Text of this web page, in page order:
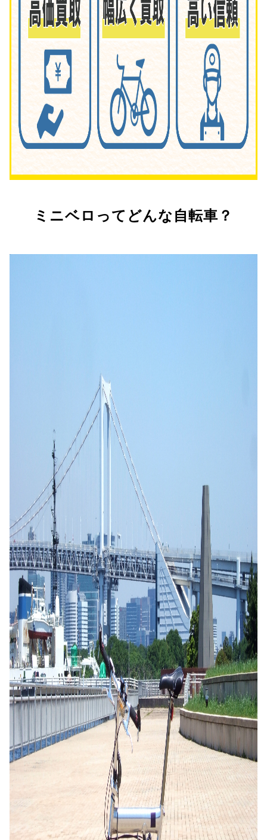
ミニベロってどんな自転車？